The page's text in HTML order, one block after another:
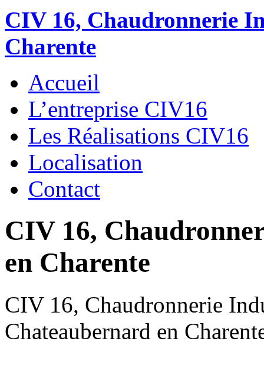
CIV 16, Chaudronnerie
Charente
Accueil
L’entreprise CIV16
Les Réalisations CIV16
Localisation
Contact
CIV 16,
en Charente
CIV 16, Chaudronnerie
Chateaubernard en